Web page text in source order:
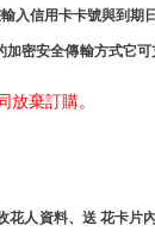
信用卡卡號與到期
密安全傳輸方式它
棄訂購。
人資料、送 花卡片